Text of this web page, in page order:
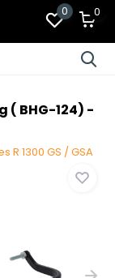
0 0
( BHG-124) -
R 1300 GS / GSA